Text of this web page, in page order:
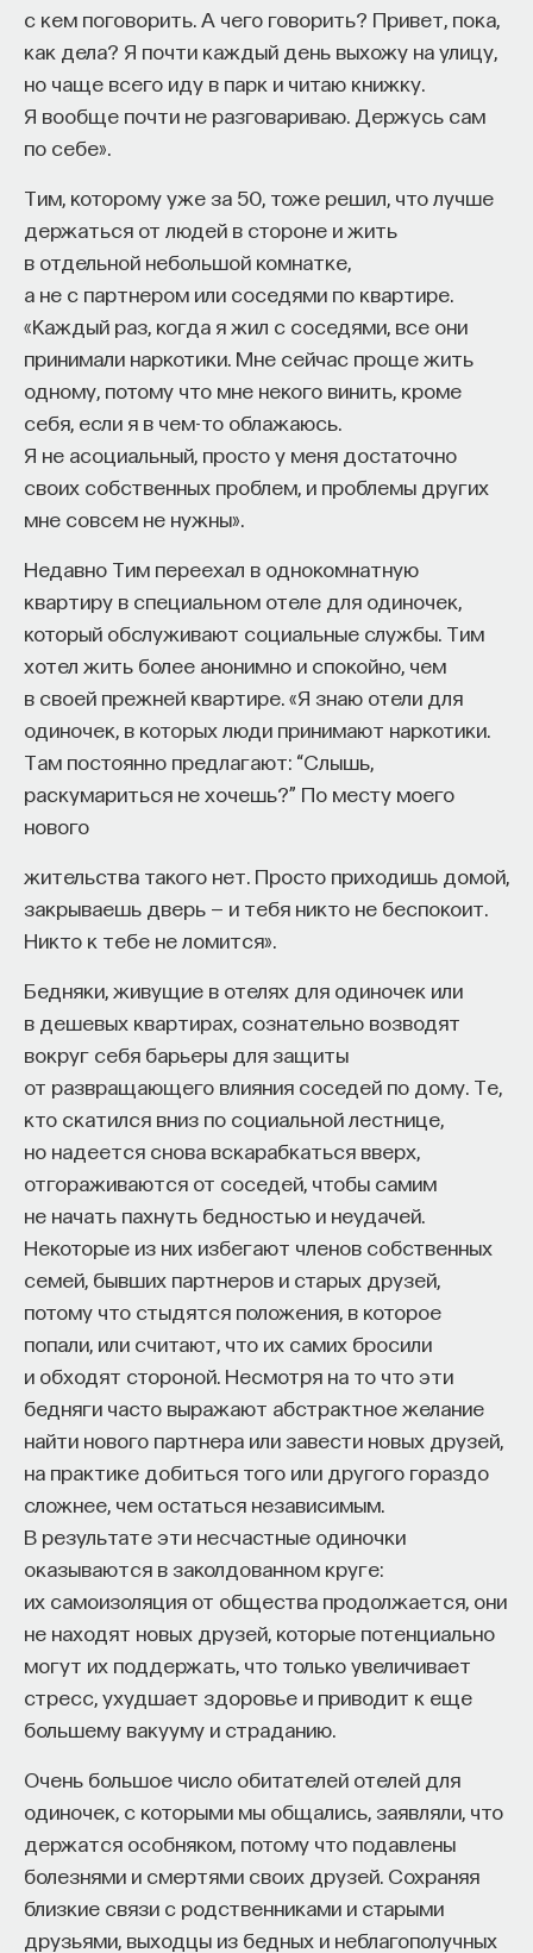
с кем поговорить. А чего говорить? Привет, пока,
как дела? Я почти каждый день выхожу на улицу,
но чаще всего иду в парк и читаю книжку.
Я вообще почти не разговариваю. Держусь сам
по себе».
Тим, которому уже за 50, тоже решил, что лучше
держаться от людей в стороне и жить
в отдельной небольшой комнатке,
а не с партнером или соседями по квартире.
«Каждый раз, когда я жил с соседями, все они
принимали наркотики. Мне сейчас проще жить
одному, потому что мне некого винить, кроме
себя, если я в чем-то облажаюсь.
Я не асоциальный, просто у меня достаточно
своих собственных проблем, и проблемы других
мне совсем не нужны».
Недавно Тим переехал в однокомнатную
квартиру в специальном отеле для одиночек,
который обслуживают социальные службы. Тим
хотел жить более анонимно и спокойно, чем
в своей прежней квартире. «Я знаю отели для
одиночек, в которых люди принимают наркотики.
Там постоянно предлагают: “Слышь,
раскумариться не хочешь?” По месту моего
нового
жительства такого нет. Просто приходишь домой,
закрываешь дверь — и тебя никто не беспокоит.
Никто к тебе не ломится».
Бедняки, живущие в отелях для одиночек или
в дешевых квартирах, сознательно возводят
вокруг себя барьеры для защиты
от развращающего влияния соседей по дому. Те,
кто скатился вниз по социальной лестнице,
но надеется снова вскарабкаться вверх,
отгораживаются от соседей, чтобы самим
не начать пахнуть бедностью и неудачей.
Некоторые из них избегают членов собственных
семей, бывших партнеров и старых друзей,
потому что стыдятся положения, в которое
попали, или считают, что их самих бросили
и обходят стороной. Несмотря на то что эти
бедняги часто выражают абстрактное желание
найти нового партнера или завести новых друзей,
на практике добиться того или другого гораздо
сложнее, чем остаться независимым.
В результате эти несчастные одиночки
оказываются в заколдованном круге:
их самоизоляция от общества продолжается, они
не находят новых друзей, которые потенциально
могут их поддержать, что только увеличивает
стресс, ухудшает здоровье и приводит к еще
большему вакууму и страданию.
Очень большое число обитателей отелей для
одиночек, с которыми мы общались, заявляли, что
держатся особняком, потому что подавлены
болезнями и смертями своих друзей. Сохраняя
близкие связи с родственниками и старыми
друзьями, выходцы из бедных и неблагополучных